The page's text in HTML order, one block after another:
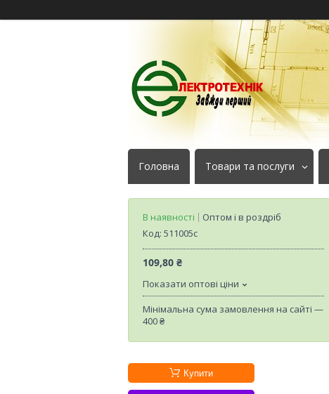
Головна Товари та послуги
В наявності
Оптом і в роздріб
Код: 511005c
109,80 ₴
Показати оптові ціни
Мінімальна сума замовлення на сайті —
400 ₴
Купити